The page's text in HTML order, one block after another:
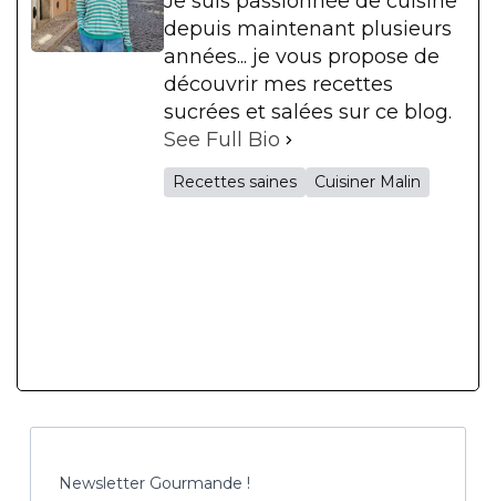
depuis maintenant plusieurs
années... je vous propose de
découvrir mes recettes
sucrées et salées sur ce blog.
See Full Bio
Recettes saines Cuisiner Malin
Newsletter Gourmande !